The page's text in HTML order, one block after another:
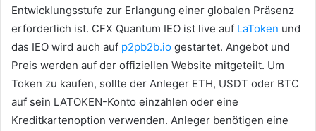
Entwicklungsstufe zur Erlangung einer globalen Präsenz
erforderlich ist. CFX Quantum IEO ist live auf LaToken und
das IEO wird auch auf p2pb2b.io gestartet. Angebot und
Preis werden auf der offiziellen Website mitgeteilt. Um
Token zu kaufen, sollte der Anleger ETH, USDT oder BTC
auf sein LATOKEN-Konto einzahlen oder eine
Kreditkartenoption verwenden. Anleger benötigen eine